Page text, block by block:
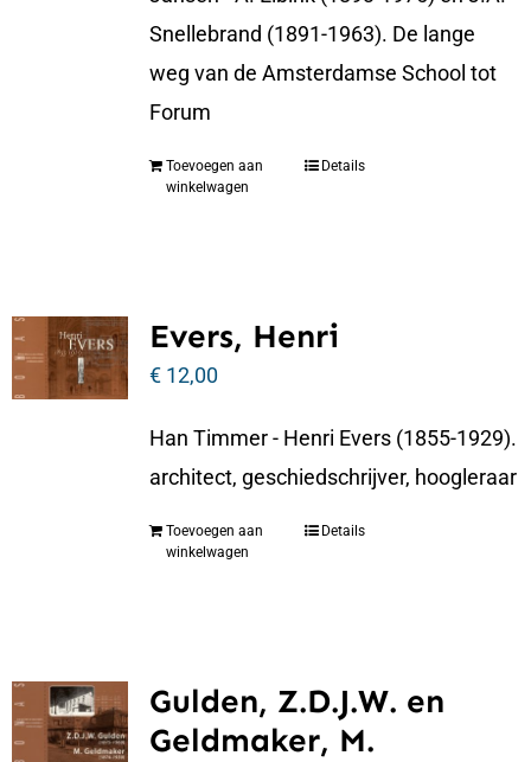
Snellebrand (1891-1963). De lange
weg van de Amsterdamse School tot
Forum
Toevoegen aan
winkelwagen
Details
Evers, Henri
€12,00
Han Timmer - Henri Evers (1855-1929).
architect, geschiedschrijver, hoogleraar
Toevoegen aan
winkelwagen
Details
Gulden, Z.D.J.W. en
Geldmaker, M.